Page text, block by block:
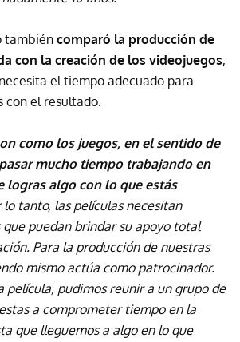
también comparó la producción de
con la creación de los videojuegos,
el tiempo adecuado para
con el resultado.
como los juegos, en el sentido de
mucho tiempo trabajando en
logras algo con lo que estás
lo tanto, las películas necesitan
puedan brindar su apoyo total
Para la producción de nuestras
mismo actúa como patrocinador.
película, pudimos reunir a un grupo de
a comprometer tiempo en la
que lleguemos a algo en lo que